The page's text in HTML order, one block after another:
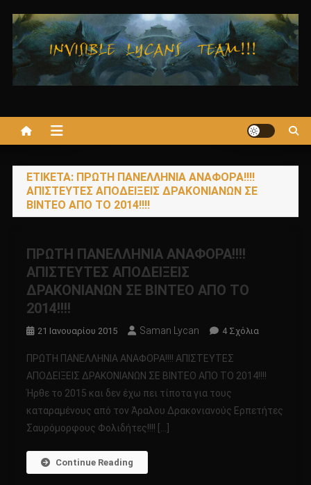
στο
περιεχόμενο
ΕΤΙΚΈΤΑ: ΠΡΩΤΗ ΠΑΝΕΛΛΗΝΙΑ ΑΝΑΦΟΡΑ!!!!
ΑΠΙΣΤΕΥΤΕΣ ΑΠΟΔΕΙΞΕΙΣ ΔΡΑΚΟΝΙΑΝΩΝ ΣΕ
ΒΙΝΤΕΟ ΑΠΟ ΤΟ 2014!!!!
ΠΡΩΤΗ ΠΑΝΕΛΛΗΝΙΑ ΑΝΑΦΟΡΑ!!!!
ΑΠΙΣΤΕΥΤΕΣ ΑΠΟΔΕΙΞΕΙΣ
ΔΡΑΚΟΝΙΑΝΩΝ ΣΕ ΒΙΝΤΕΟ ΑΠΟ ΤΟ
2014!!!!
21 Ιανουαρίου 2015 Saman Lycan 4 ΣχόλιαΣτο
ΑΝΑΦΟΡΑ!!!!
ΑΠΟΔΕΙΞΕΙΣ
ΠΡΩΤΗ ΠΑΝΕΛΛΗΝΙΑ ΑΝΑΦΟΡΑ!!!! ΑΠΙΣΤΕΥΤΕΣ
ΑΠΟΔΕΙΞΕΙΣ ΔΡΑΚΟΝΙΑΝΩΝ ΣΕ ΒΙΝΤΕΟ ΑΠΟ ΤΟ 2014!!!!
Ήρθε το 2015 και δεν έχω πει τίποτα για τους
καταραμένους από τον Άραλου Δρακονιανούς Ερπετήτες
Σαυρόμορφους Φολιδήτες!!!! […]
Continue Reading